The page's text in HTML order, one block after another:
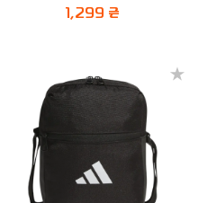
1,299 ₴